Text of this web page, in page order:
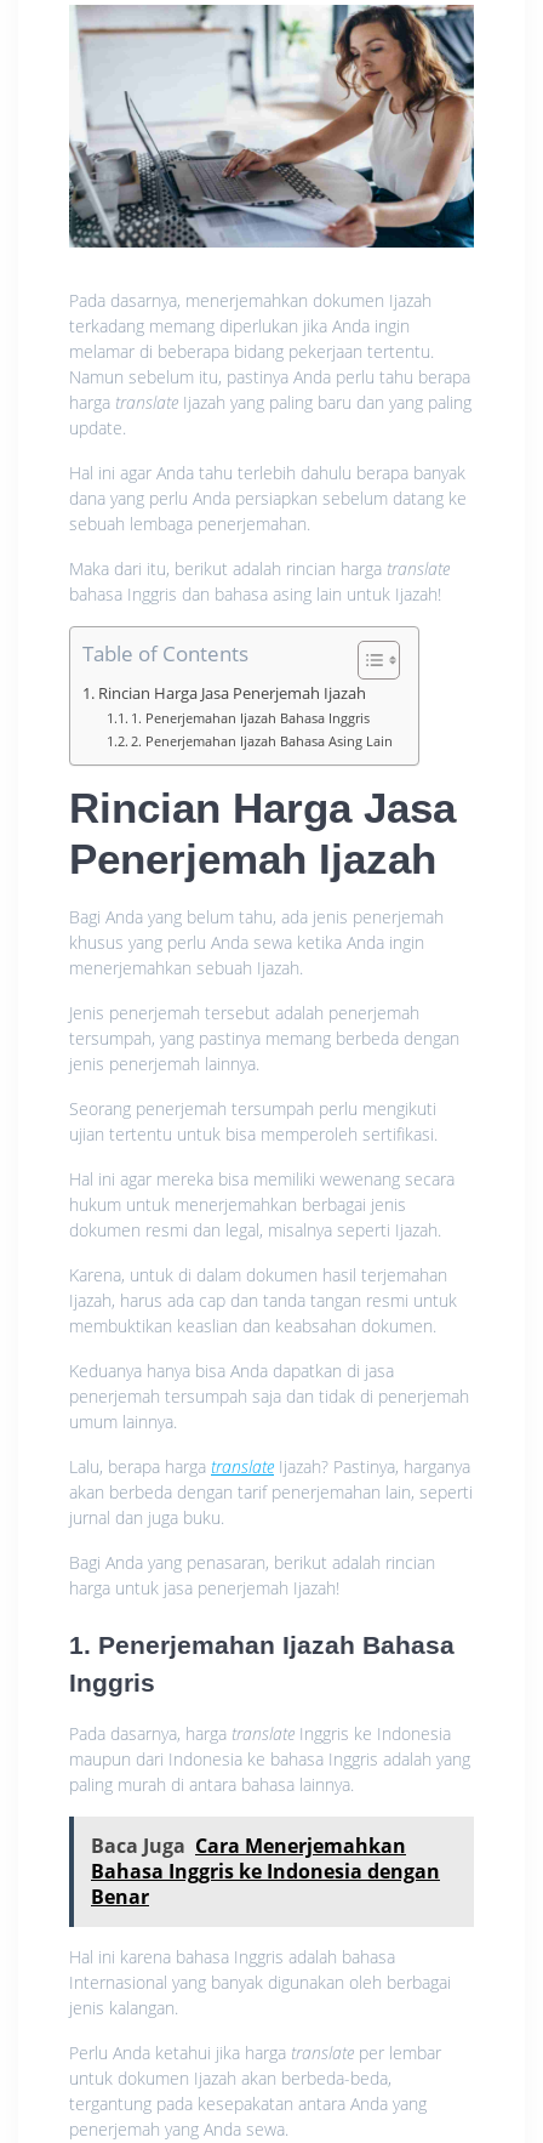
Pada dasarnya, menerjemahkan dokumen Ijazah
terkadang memang diperlukan jika Anda ingin
melamar di beberapa bidang pekerjaan tertentu.
Namun sebelum itu, pastinya Anda perlu tahu berapa
harga translate Ijazah yang paling baru dan yang paling
update.
Hal ini agar Anda tahu terlebih dahulu berapa banyak
dana yang perlu Anda persiapkan sebelum datang ke
sebuah lembaga penerjemahan.
Maka dari itu, berikut adalah rincian harga translate
bahasa Inggris dan bahasa asing lain untuk Ijazah!
Table of Contents
Rincian Harga Jasa Penerjemah Ijazah
1. Penerjemahan Ijazah Bahasa Inggris
2. Penerjemahan Ijazah Bahasa Asing Lain
Rincian Harga Jasa
Penerjemah Ijazah
Bagi Anda yang belum tahu, ada jenis penerjemah
khusus yang perlu Anda sewa ketika Anda ingin
menerjemahkan sebuah Ijazah.
Jenis penerjemah tersebut adalah penerjemah
tersumpah, yang pastinya memang berbeda dengan
jenis penerjemah lainnya.
Seorang penerjemah tersumpah perlu mengikuti
ujian tertentu untuk bisa memperoleh sertifikasi.
Hal ini agar mereka bisa memiliki wewenang secara
hukum untuk menerjemahkan berbagai jenis
dokumen resmi dan legal, misalnya seperti Ijazah.
Karena, untuk di dalam dokumen hasil terjemahan
Ijazah, harus ada cap dan tanda tangan resmi untuk
membuktikan keaslian dan keabsahan dokumen.
Keduanya hanya bisa Anda dapatkan di jasa
penerjemah tersumpah saja dan tidak di penerjemah
umum lainnya.
Lalu, berapa harga translate Ijazah? Pastinya, harganya
akan berbeda dengan tarif penerjemahan lain, seperti
jurnal dan juga buku.
Bagi Anda yang penasaran, berikut adalah rincian
harga untuk jasa penerjemah Ijazah!
1. Penerjemahan Ijazah Bahasa
Inggris
Pada dasarnya, harga translate Inggris ke Indonesia
maupun dari Indonesia ke bahasa Inggris adalah yang
paling murah di antara bahasa lainnya.
Baca Juga Cara Menerjemahkan
Bahasa Inggris ke Indonesia dengan
Benar
Hal ini karena bahasa Inggris adalah bahasa
Internasional yang banyak digunakan oleh berbagai
jenis kalangan.
Perlu Anda ketahui jika harga translate per lembar
untuk dokumen Ijazah akan berbeda-beda,
tergantung pada kesepakatan antara Anda yang
penerjemah yang Anda sewa.